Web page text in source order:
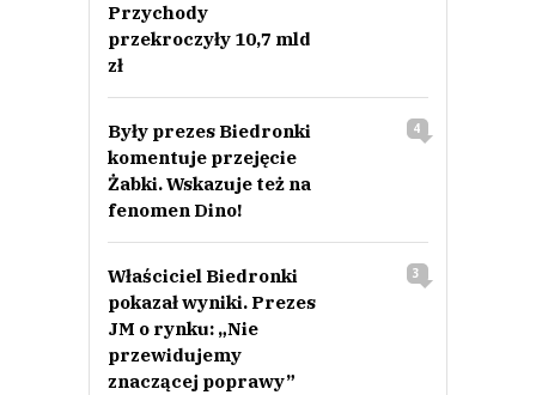
Przychody
przekroczyły 10,7 mld
zł
Były prezes Biedronki
komentuje przejęcie
Żabki. Wskazuje też na
fenomen Dino!
4
Właściciel Biedronki
pokazał wyniki. Prezes
JM o rynku: „Nie
przewidujemy
znaczącej poprawy”
3